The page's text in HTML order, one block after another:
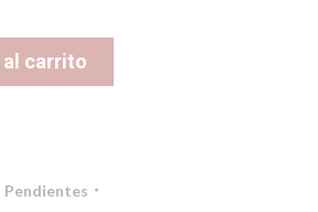
carrito
Pendientes